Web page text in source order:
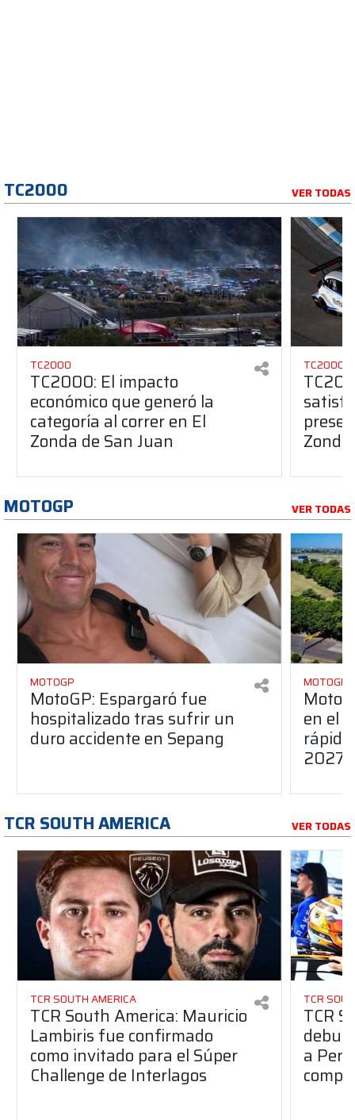
TC2000 VER TODAS
TC2000
TC2000: El impacto
económico que generó la
categoría al correr en El
Zonda de San Juan
TC2000
Zonda
MOTOGP VER TODAS
MOTOGP
MotoGP: Espargaró fue
hospitalizado tras sufrir un
duro accidente en Sepang
MOTOGP
en el
2027
TCR SOUTH AMERICA VER TODAS
TCR SOUTH AMERICA
TCR South America: Mauricio
Lambiris fue confirmado
como invitado para el Súper
Challenge de Interlagos
TCR
TCR
a